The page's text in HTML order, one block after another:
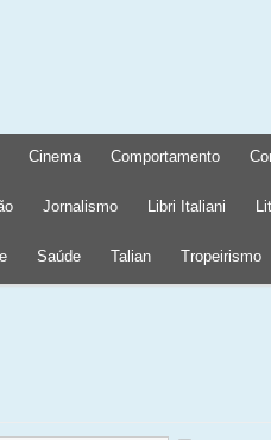
Cinema Comportamento
Jornalismo Libri Italiani
Saúde Talian Tropeirismo